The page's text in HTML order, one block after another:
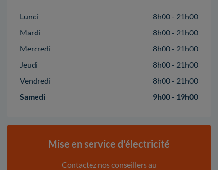
Lundi
8h00 - 21h00
Mardi
8h00 - 21h00
Mercredi
8h00 - 21h00
Jeudi
8h00 - 21h00
Vendredi
8h00 - 21h00
Samedi
9h00 - 19h00
Mise en service d'électricité
Contactez nos conseillers au